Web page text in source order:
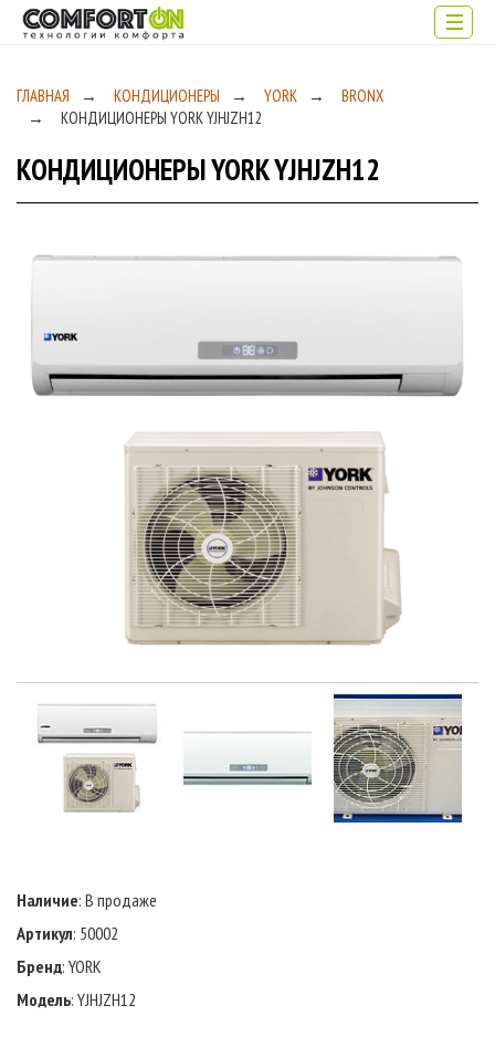
ГЛАВНАЯ → КОНДИЦИОНЕРЫ → YORK →
BRONX
→
КОНДИЦИОНЕРЫ YORK YJHJZH12
КОНДИЦИОНЕРЫ YORK YJHJZH12
Наличие: В продаже
Артикул: 50002
Бренд: YORK
Модель: YJHJZH12